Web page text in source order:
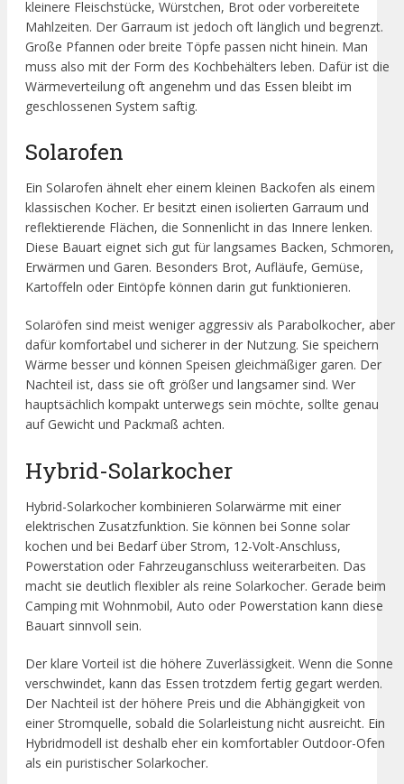
kleinere Fleischstücke, Würstchen, Brot oder vorbereitete
Mahlzeiten. Der Garraum ist jedoch oft länglich und begrenzt.
Große Pfannen oder breite Töpfe passen nicht hinein. Man
muss also mit der Form des Kochbehälters leben. Dafür ist die
Wärmeverteilung oft angenehm und das Essen bleibt im
geschlossenen System saftig.
Solarofen
Ein Solarofen ähnelt eher einem kleinen Backofen als einem
klassischen Kocher. Er besitzt einen isolierten Garraum und
reflektierende Flächen, die Sonnenlicht in das Innere lenken.
Diese Bauart eignet sich gut für langsames Backen, Schmoren,
Erwärmen und Garen. Besonders Brot, Aufläufe, Gemüse,
Kartoffeln oder Eintöpfe können darin gut funktionieren.
Solaröfen sind meist weniger aggressiv als Parabolkocher, aber
dafür komfortabel und sicherer in der Nutzung. Sie speichern
Wärme besser und können Speisen gleichmäßiger garen. Der
Nachteil ist, dass sie oft größer und langsamer sind. Wer
hauptsächlich kompakt unterwegs sein möchte, sollte genau
auf Gewicht und Packmaß achten.
Hybrid-Solarkocher
Hybrid-Solarkocher kombinieren Solarwärme mit einer
elektrischen Zusatzfunktion. Sie können bei Sonne solar
kochen und bei Bedarf über Strom, 12-Volt-Anschluss,
Powerstation oder Fahrzeuganschluss weiterarbeiten. Das
macht sie deutlich flexibler als reine Solarkocher. Gerade beim
Camping mit Wohnmobil, Auto oder Powerstation kann diese
Bauart sinnvoll sein.
Der klare Vorteil ist die höhere Zuverlässigkeit. Wenn die Sonne
verschwindet, kann das Essen trotzdem fertig gegart werden.
Der Nachteil ist der höhere Preis und die Abhängigkeit von
einer Stromquelle, sobald die Solarleistung nicht ausreicht. Ein
Hybridmodell ist deshalb eher ein komfortabler Outdoor-Ofen
als ein puristischer Solarkocher.